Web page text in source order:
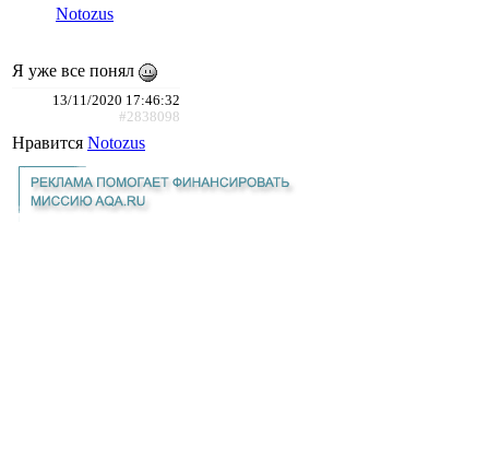
Notozus
Я уже все понял
13/11/2020 17:46:32
#2838098
Нравится Notozus